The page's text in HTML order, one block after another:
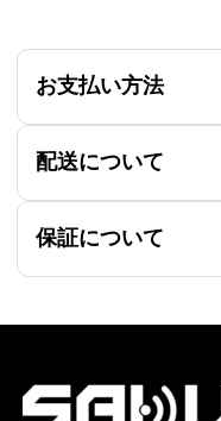
お支払い方法
配送について
保証について